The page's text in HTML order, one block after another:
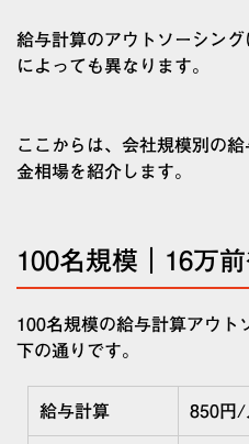
給与計算のアウトソーシン
によっても異なります。
ここからは、会社規模別の
金相場を紹介します。
100名規模｜16万
100名規模の給与計算アウト
下の通りです。
給与計算 850円/